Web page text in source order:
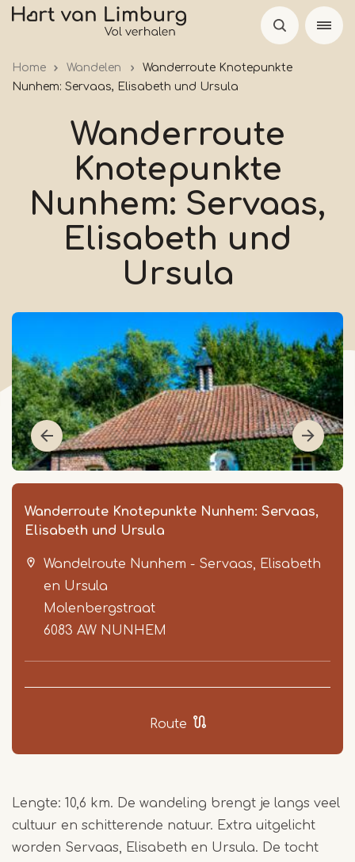
Skip
Home Wandelen
Wanderroute Knotepunkte
Nunhem: Servaas, Elisabeth und Ursula
Wanderroute
Knotepunkte
Nunhem: Servaas,
Elisabeth und
Ursula
Wanderroute Knotepunkte Nunhem: Servaas,
Elisabeth und Ursula
Wandelroute Nunhem - Servaas, Elisabeth
en Ursula
Molenbergstraat
6083 AW NUNHEM
Route
Lengte: 10,6 km. De wandeling brengt je langs veel
cultuur en schitterende natuur. Extra uitgelicht
worden Servaas, Elisabeth en Ursula. De tocht